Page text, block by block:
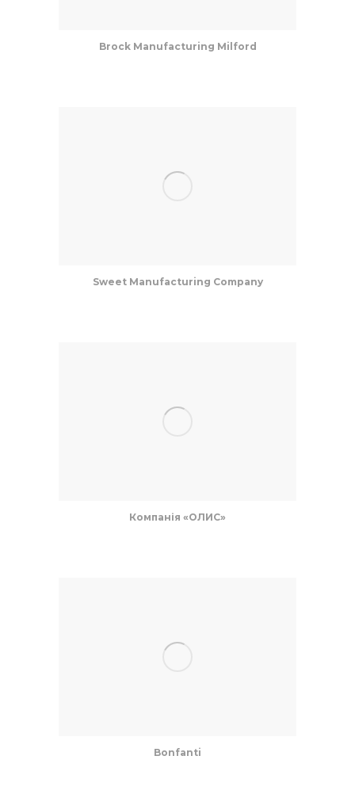
Brock Manufacturing Milford
Sweet Manufacturing Company
Компанія «ОЛИС»
Bonfanti